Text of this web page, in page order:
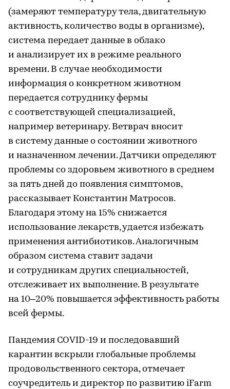
(замеряют температуру тела, двигательную
активность, количество воды в организме),
система передает данные в облако
и анализирует их в режиме реального
времени. В случае необходимости
информация о конкретном животном
передается сотруднику фермы
с соответствующей специализацией,
например ветеринару. Ветврач вносит
в систему данные о состоянии животного
и назначенном лечении. Датчики определяют
проблемы со здоровьем животного в среднем
за пять дней до появления симптомов,
рассказывает Константин Матросов.
Благодаря этому на 15% снижается
использование лекарств, удается избежать
применения антибиотиков. Аналогичным
образом система ставит задачи
и сотрудникам других специальностей,
отслеживает их выполнение. В результате
на 10–20% повышается эффективность работы
всей фермы.
Пандемия COVID-19 и последовавший
карантин вскрыли глобальные проблемы
продовольственного сектора, отмечает
соучредитель и директор по развитию iFarm